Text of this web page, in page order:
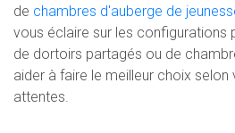
de chambres d'auberge de
vous éclaire sur les configurations
de dortoirs partagés ou de
aider à faire le meilleur choix
attentes.